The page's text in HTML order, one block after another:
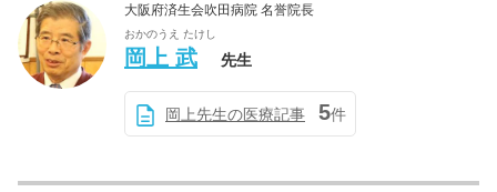
大阪府済生会吹田病院 名誉院長
おかのうえ たけし
岡上 武 先生
岡上先生の医療記事 5件